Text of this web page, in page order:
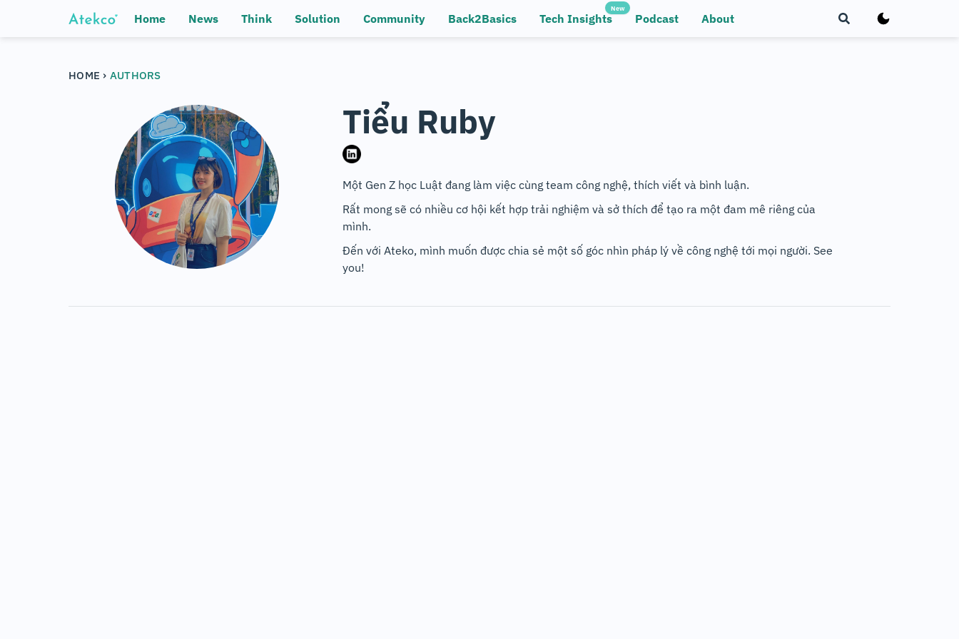
Home News Think Solution Community Back2Basics Tech Insights
New
Podcast About
HOME › AUTHORS
Tiểu Ruby
Một Gen Z học Luật đang làm việc cùng team công nghệ, thích viết và bình luận.
Rất mong sẽ có nhiều cơ hội kết hợp trải nghiệm và sở thích để tạo ra một đam mê riêng của
mình.
Đến với Ateko, mình muốn được chia sẻ một số góc nhìn pháp lý về công nghệ tới mọi người. See
you!